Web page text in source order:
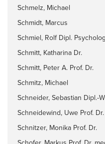
Schmelz, Michael
Schmidt, Marcus
Schmiel, Rolf Dipl.
Schmitt, Katharina Dr.
Schmitt, Peter A. Prof. Dr.
Schmitz, Michael
Schneider, Sebastian Dipl.-
Schneidewind, Uwe Prof. Dr.
Schnitzer, Monika Prof. Dr.